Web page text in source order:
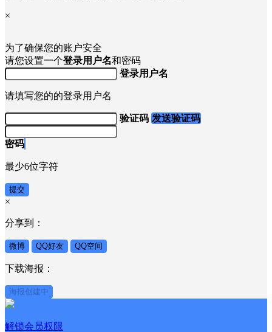
×
为了确保您的账户安全
请您设置一个登录用户名和密码
登录用户名
请填写您的的登录用户名
验证码 发送验证码
密码
最少6位字符
提交
×
分享到：
微博 QQ好友 QQ空间
下载海报：
海报创建中
解锁会员权限